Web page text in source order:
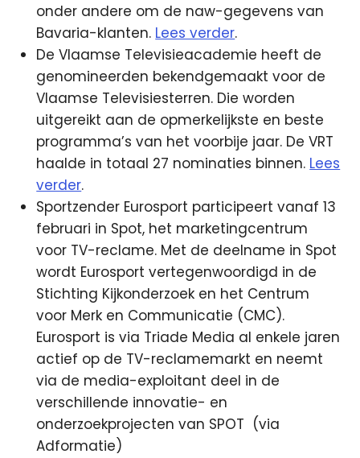
onder andere om de naw-gegevens van
Bavaria-klanten. Lees verder.
De Vlaamse Televisieacademie heeft de
genomineerden bekendgemaakt voor de
Vlaamse Televisiesterren. Die worden
uitgereikt aan de opmerkelijkste en beste
programma’s van het voorbije jaar. De VRT
haalde in totaal 27 nominaties binnen. Lees
verder.
Sportzender Eurosport participeert vanaf 13
februari in Spot, het marketingcentrum
voor TV-reclame. Met de deelname in Spot
wordt Eurosport vertegenwoordigd in de
Stichting Kijkonderzoek en het Centrum
voor Merk en Communicatie (CMC).
Eurosport is via Triade Media al enkele jaren
actief op de TV-reclamemarkt en neemt
via de media-exploitant deel in de
verschillende innovatie- en
onderzoekprojecten van SPOT (via
Adformatie)